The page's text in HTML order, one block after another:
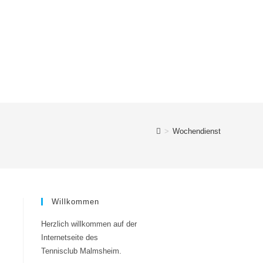
> Wochendienst
Willkommen
Herzlich willkommen auf der
Internetseite des
Tennisclub Malmsheim.